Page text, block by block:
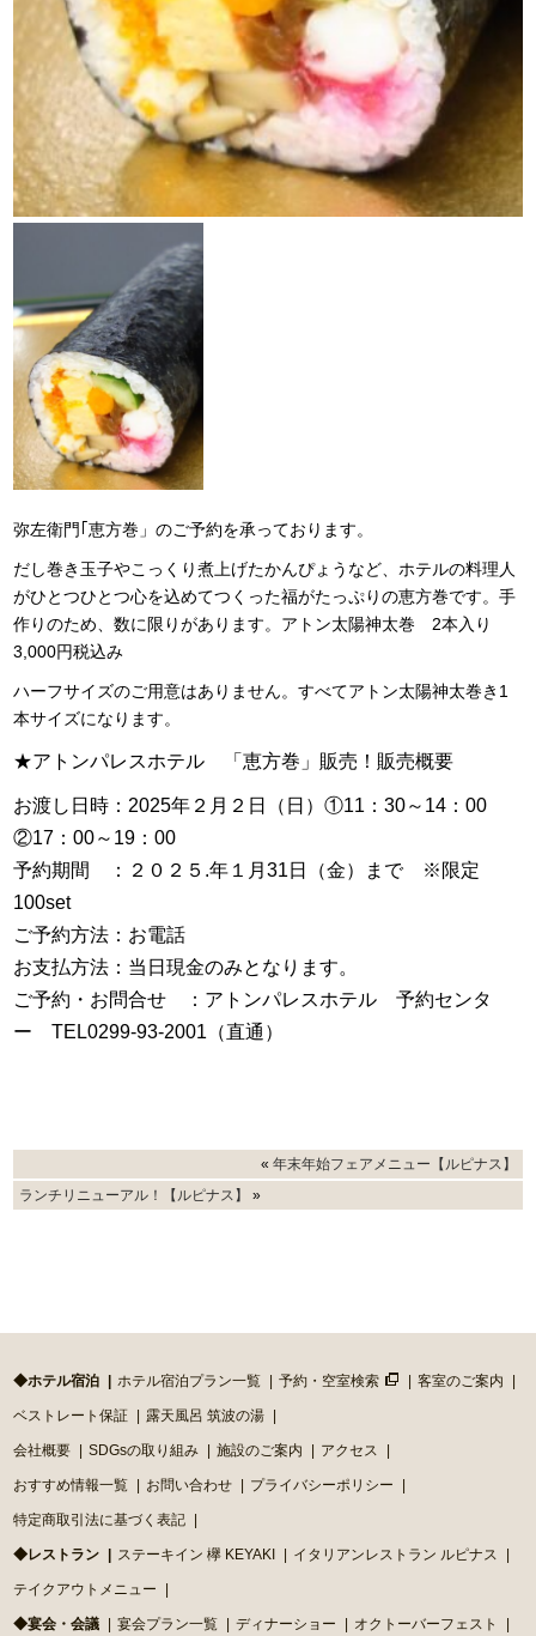
弥左衛門｢恵方巻」のご予約を承っております。
だし巻き玉子やこっくり煮上げたかんぴょうなど、ホテルの料理人
がひとつひとつ心を込めてつくった福がたっぷりの恵方巻です。手
作りのため、数に限りがあります。アトン太陽神太巻 2本入り
3,000円税込み
ハーフサイズのご用意はありません。すべてアトン太陽神太巻き1
本サイズになります。
★アトンパレスホテル 「恵方巻」販売！販売概要
お渡し日時：2025年２月２日（日）①11：30～14：00
②17：00～19：00
予約期間 ：２０２５.年１月31日（金）まで ※限定
100set
ご予約方法：お電話
お支払方法：当日現金のみとなります。
ご予約・お問合せ ：アトンパレスホテル 予約センタ
ー TEL0299-93-2001（直通）
« 年末年始フェアメニュー【ルピナス】
ランチリニューアル！【ルピナス】
»
◆ホテル宿泊 ホテル宿泊プラン一覧 予約・空室検索 客室のご案内
ベストレート保証 露天風呂 筑波の湯
会社概要 SDGsの取り組み 施設のご案内 アクセス
おすすめ情報一覧 お問い合わせ プライバシーポリシー
特定商取引法に基づく表記
◆レストラン ステーキイン 欅 KEYAKI イタリアンレストラン ルピナス
テイクアウトメニュー
◆宴会・会議 宴会プラン一覧 ディナーショー オクトーバーフェスト